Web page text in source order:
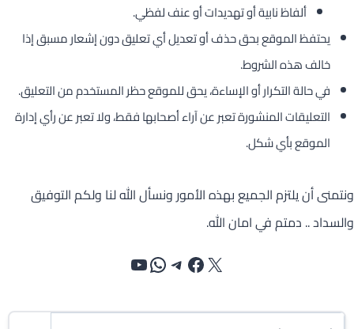
ألفاظ نابية أو تهديدات أو عنف لفظي.
يحتفظ الموقع بحق حذف أو تعديل أي تعليق دون إشعار مسبق إذا
خالف هذه الشروط.
في حالة التكرار أو الإساءة، يحق للموقع حظر المستخدم من التعليق.
التعليقات المنشورة تعبر عن آراء أصحابها فقط، ولا تعبر عن رأي إدارة
الموقع بأي شكل.
ونتمنى أن يلتزم الجميع بهذه الأمور ونسأل الله لنا ولكم التوفيق
والسداد .. دمتم في امان الله.
إكسفيسبوك
تيليجرام
واتساب
يوتيوب